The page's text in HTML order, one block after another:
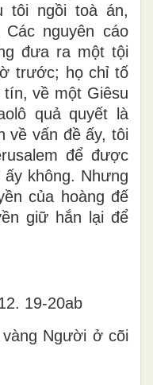
tôi ngồi toà án,
nguyên cáo
đưa ra một tội
trước; họ chỉ tố
về một Giêsu
quả quyết là
về vấn đề ấy, tôi
để được
không. Nhưng
của hoàng đế
giữ hắn lại để
19-20ab
Người ở cõi